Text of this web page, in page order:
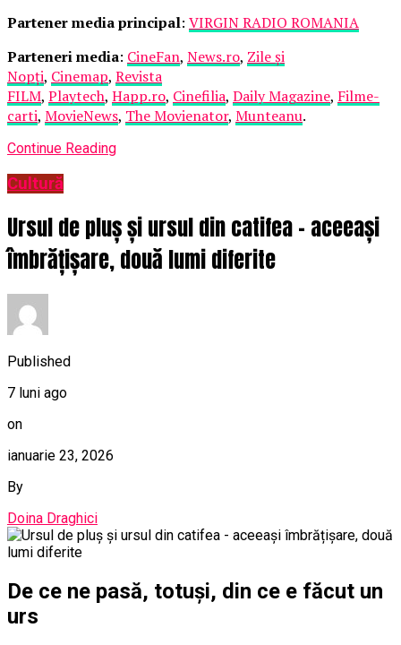
Partener media principal: VIRGIN RADIO ROMANIA
Parteneri media: CineFan, News.ro, Zile și
Nopți, Cinemap, Revista
FILM, Playtech, Happ.ro, Cinefilia, Daily Magazine, Filme-
carti, MovieNews, The Movienator, Munteanu.
Continue Reading
Cultură
Ursul de pluș și ursul din catifea – aceeași
îmbrățișare, două lumi diferite
Published
7 luni ago
on
ianuarie 23, 2026
By
Doina Draghici
De ce ne pasă, totuși, din ce e făcut un
urs